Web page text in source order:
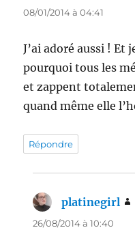
08/01/2014 à 04:41
J’ai adoré aussi ! Et
pourquoi tous les
et zappent
quand même elle
Répondre
platinegirl
26/08/2014 à 10:40